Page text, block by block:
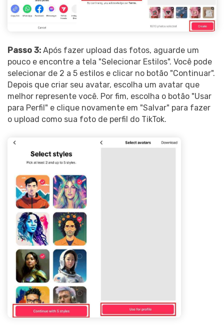
Passo 3: Após fazer upload das fotos, aguarde um
pouco e encontre a tela "Selecionar Estilos". Você pode
selecionar de 2 a 5 estilos e clicar no botão "Continuar".
Depois que criar seu avatar, escolha um avatar que
melhor represente você. Por fim, escolha o botão "Usar
para Perfil" e clique novamente em "Salvar" para fazer
o upload como sua foto de perfil do TikTok.